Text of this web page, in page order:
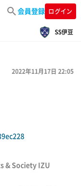
会員登録 ログイン
SS伊豆
2022年11月17日 22:05
& Society IZU